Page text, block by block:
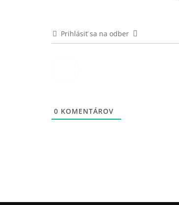
Prihlásiť sa na odber
0 KOMENTÁROV